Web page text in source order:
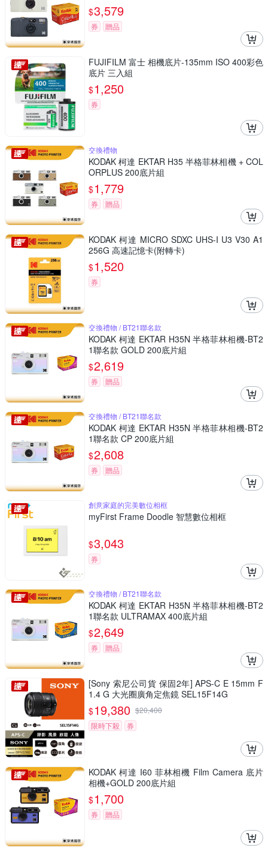
$3,579
券 贈品
FUJIFILM 富士 相機底片-135mm ISO 400彩色
底片 三入組
$1,250
券
交換禮物
KODAK 柯達 EKTAR H35 半格菲林相機 + COL
ORPLUS 200底片組
$1,779
券 贈品
KODAK 柯達 MICRO SDXC UHS-I U3 V30 A1
256G 高速記憶卡(附轉卡)
$1,520
券
交換禮物 / BT21聯名款
KODAK 柯達 EKTAR H35N 半格菲林相機-BT2
1聯名款 GOLD 200底片組
$2,619
券 贈品
交換禮物 / BT21聯名款
KODAK 柯達 EKTAR H35N 半格菲林相機-BT2
1聯名款 CP 200底片組
$2,608
券 贈品
創意家庭的完美數位相框
myFirst Frame Doodle 智慧數位相框
$3,043
券
交換禮物 / BT21聯名款
KODAK 柯達 EKTAR H35N 半格菲林相機-BT2
1聯名款 ULTRAMAX 400底片組
$2,649
券 贈品
[Sony 索尼公司貨 保固2年] APS-C E 15mm F
1.4 G 大光圈廣角定焦鏡 SEL15F14G
$19,380 $20,400
限時下殺
券
KODAK 柯達 I60 菲林相機 Film Camera 底片
相機+GOLD 200底片組
$1,700
券 贈品